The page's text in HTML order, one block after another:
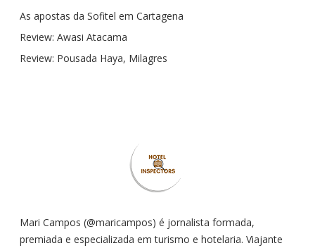
a
r
p
As apostas da Sofitel em Cartagena
Review: Awasi Atacama
Review: Pousada Haya, Milagres
Mari Campos (@maricampos) é jornalista formada,
premiada e especializada em turismo e hotelaria. Viajante